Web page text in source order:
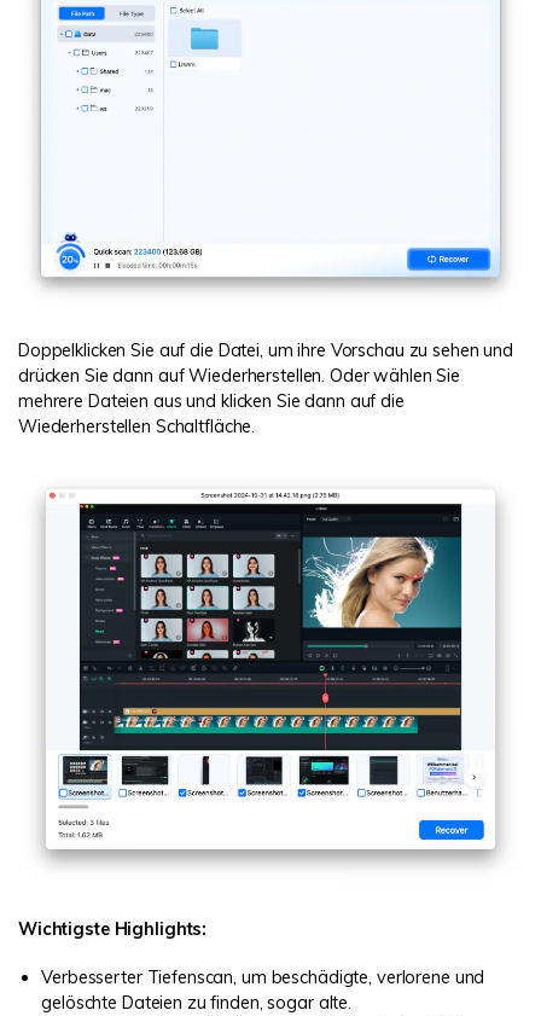
Doppelklicken Sie auf die Datei, um ihre Vorschau zu sehen und
drücken Sie dann auf Wiederherstellen. Oder wählen Sie
mehrere Dateien aus und klicken Sie dann auf die
Wiederherstellen Schaltfläche.
Wichtigste Highlights:
Verbesserter Tiefenscan, um beschädigte, verlorene und
gelöschte Dateien zu finden, sogar alte.